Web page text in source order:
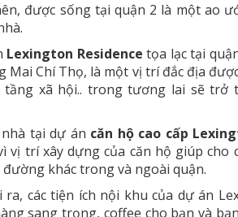
được sống tại quận 2 là một ao
Lexington Residence tọa lạc tại
Mai Chí Thọ, là một vị trí đắc địa
tầng xã hội.. trong tương lai sẽ trở
tại dự án căn hộ cao cấp
vị trí xây dựng của căn hộ giúp cho
khác trong và ngoài quận.
ra, các tiện ích nội khu của dự án
sang trọng, coffee cho bạn và